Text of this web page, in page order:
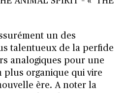
un des
talentueux de la perfide
analogiques pour une
plus organique qui vire
ère. A noter la